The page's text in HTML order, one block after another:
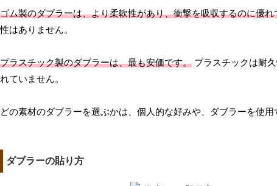
ゴム製のダブラーは、より柔軟性があり、衝撃を吸収するのに優れ
性はありません。
プラスチック製のダブラーは、最も安価です。 プラスチックは耐
れていません。
どの素材のダブラーを選ぶかは、個人的な好みや、ダブラーを使用
ダブラーの貼り方